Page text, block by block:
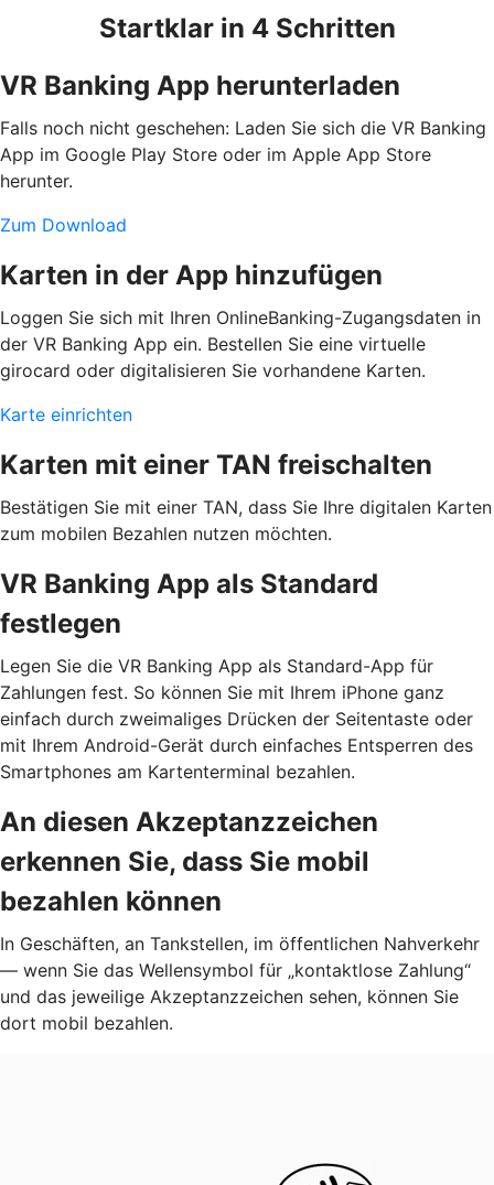
Startklar in 4 Schritten
VR Banking App herunterladen
Falls noch nicht geschehen: Laden Sie sich die VR Banking
App im Google Play Store oder im Apple App Store
herunter.
Zum Download
Karten in der App hinzufügen
Loggen Sie sich mit Ihren OnlineBanking-Zugangsdaten in
der VR Banking App ein. Bestellen Sie eine virtuelle
girocard oder digitalisieren Sie vorhandene Karten.
Karte einrichten
Karten mit einer TAN freischalten
Bestätigen Sie mit einer TAN, dass Sie Ihre digitalen Karten
zum mobilen Bezahlen nutzen möchten.
VR Banking App als Standard
festlegen
Legen Sie die VR Banking App als Standard-App für
Zahlungen fest. So können Sie mit Ihrem iPhone ganz
einfach durch zweimaliges Drücken der Seitentaste oder
mit Ihrem Android-Gerät durch einfaches Entsperren des
Smartphones am Kartenterminal bezahlen.
An diesen Akzeptanzzeichen
erkennen Sie, dass Sie mobil
bezahlen können
In Geschäften, an Tankstellen, im öffentlichen Nahverkehr
— wenn Sie das Wellensymbol für „kontaktlose Zahlung“
und das jeweilige Akzeptanzzeichen sehen, können Sie
dort mobil bezahlen.